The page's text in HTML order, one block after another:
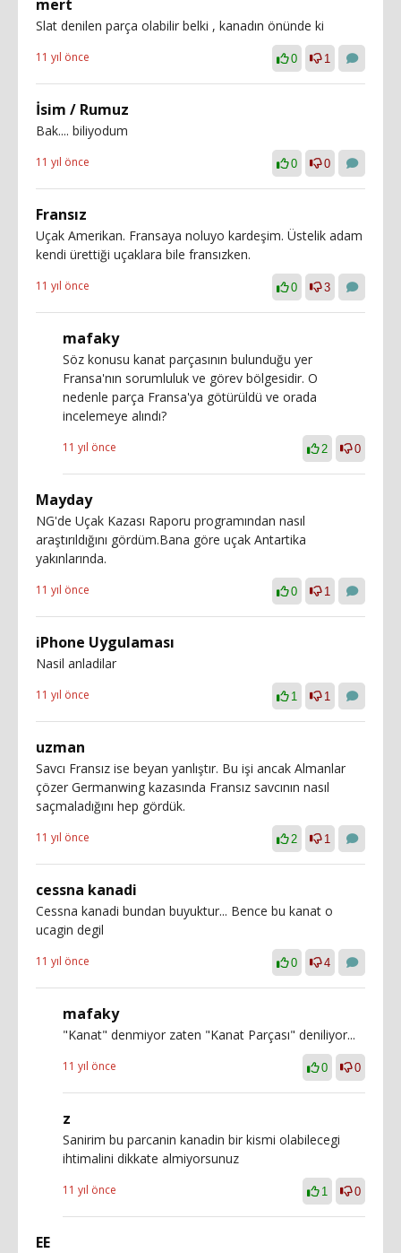
mert
Slat denilen parça olabilir belki , kanadın önünde ki
11 yıl önce 0 1
İsim / Rumuz
Bak.... biliyodum
11 yıl önce 0 0
Fransız
Uçak Amerikan. Fransaya noluyo kardeşim. Üstelik adam
kendi ürettiği uçaklara bile fransızken.
11 yıl önce 0 3
mafaky
Söz konusu kanat parçasının bulunduğu yer
Fransa'nın sorumluluk ve görev bölgesidir. O
nedenle parça Fransa'ya götürüldü ve orada
incelemeye alındı?
11 yıl önce 2 0
Mayday
NG'de Uçak Kazası Raporu programından nasıl
araştırıldığını gördüm.Bana göre uçak Antartika
yakınlarında.
11 yıl önce 0 1
iPhone Uygulaması
Nasil anladilar
11 yıl önce 1 1
uzman
Savcı Fransız ise beyan yanlıştır. Bu işi ancak Almanlar
çözer Germanwing kazasında Fransız savcının nasıl
saçmaladığını hep gördük.
11 yıl önce 2 1
cessna kanadi
Cessna kanadi bundan buyuktur... Bence bu kanat o
ucagin degil
11 yıl önce 0 4
mafaky
"Kanat" denmiyor zaten "Kanat Parçası" deniliyor...
11 yıl önce 0 0
z
Sanirim bu parcanin kanadin bir kismi olabilecegi
ihtimalini dikkate almiyorsunuz
11 yıl önce 1 0
EE